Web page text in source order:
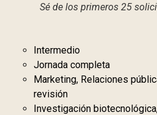
Sé de los primeros 25
Intermedio
Jornada completa
Marketing, Relaciones
revisión
Investigación